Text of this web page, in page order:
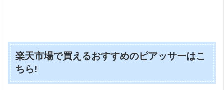
楽天市場で買えるおすすめのピアッサーはこ
ちら!